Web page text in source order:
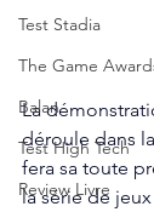
Test Stadia
The Game
Balan
Test High Tech
Review Livre
La
déroule dans
fera sa toute
la série de